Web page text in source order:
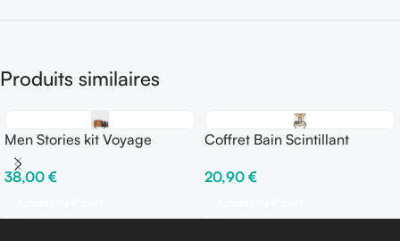
Produits similaires
Men Stories kit Voyage
38,00 €
Coffret Bain Scintillant
20,90 €